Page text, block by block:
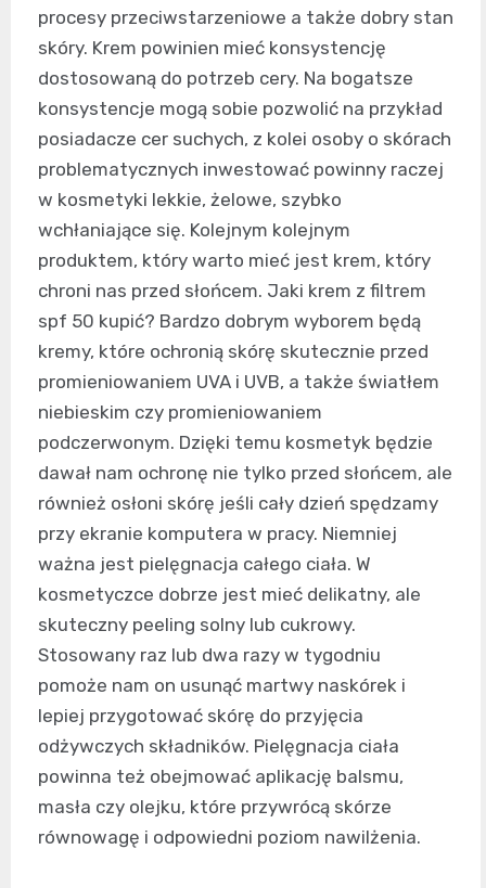
procesy przeciwstarzeniowe a także dobry stan
skóry. Krem powinien mieć konsystencję
dostosowaną do potrzeb cery. Na bogatsze
konsystencje mogą sobie pozwolić na przykład
posiadacze cer suchych, z kolei osoby o skórach
problematycznych inwestować powinny raczej
w kosmetyki lekkie, żelowe, szybko
wchłaniające się. Kolejnym kolejnym
produktem, który warto mieć jest krem, który
chroni nas przed słońcem. Jaki krem z filtrem
spf 50 kupić? Bardzo dobrym wyborem będą
kremy, które ochronią skórę skutecznie przed
promieniowaniem UVA i UVB, a także światłem
niebieskim czy promieniowaniem
podczerwonym. Dzięki temu kosmetyk będzie
dawał nam ochronę nie tylko przed słońcem, ale
również osłoni skórę jeśli cały dzień spędzamy
przy ekranie komputera w pracy. Niemniej
ważna jest pielęgnacja całego ciała. W
kosmetyczce dobrze jest mieć delikatny, ale
skuteczny peeling solny lub cukrowy.
Stosowany raz lub dwa razy w tygodniu
pomoże nam on usunąć martwy naskórek i
lepiej przygotować skórę do przyjęcia
odżywczych składników. Pielęgnacja ciała
powinna też obejmować aplikację balsmu,
masła czy olejku, które przywrócą skórze
równowagę i odpowiedni poziom nawilżenia.